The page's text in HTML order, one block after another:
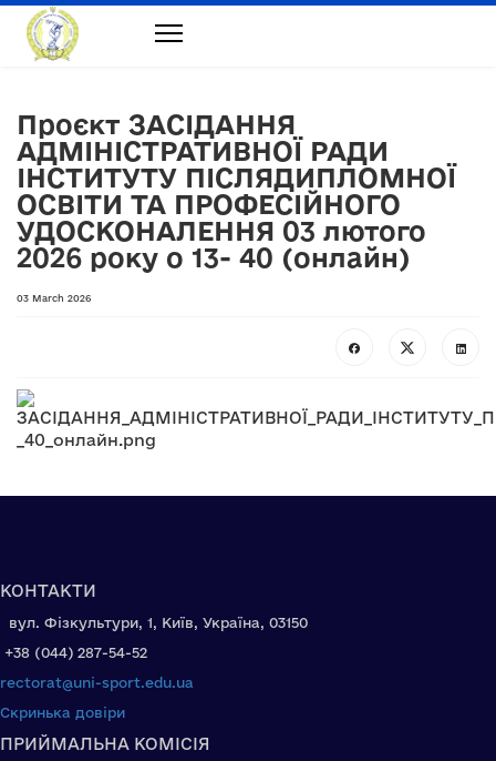
Проєкт ЗАСІДАННЯ
АДМІНІСТРАТИВНОЇ РАДИ
ІНСТИТУТУ ПІСЛЯДИПЛОМНОЇ
ОСВІТИ ТА ПРОФЕСІЙНОГО
УДОСКОНАЛЕННЯ 03 лютого
2026 року о 13- 40 (онлайн)
03 March 2026
КОНТАКТИ
вул. Фізкультури, 1, Київ, Україна, 03150
+38 (044) 287-54-52
rectorat@uni-sport.edu.ua
Скринька довіри
ПРИЙМАЛЬНА КОМІСІЯ